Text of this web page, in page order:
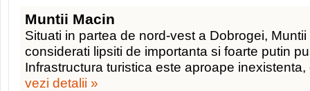
Muntii Macin
Situati in partea de nord-vest a Dobrogei,
considerati lipsiti de importanta si foarte putin
Infrastructura turistica este aproape
vezi detalii »